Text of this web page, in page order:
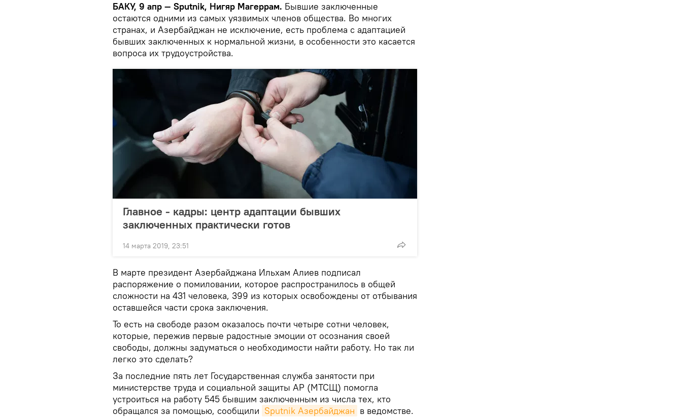
БАКУ, 9 апр — Sputnik, Нигяр Магеррам. Бывшие заключенные
остаются одними из самых уязвимых членов общества. Во многих
странах, и Азербайджан не исключение, есть проблема с адаптацией
бывших заключенных к нормальной жизни, в особенности это касается
вопроса их трудоустройства.
Главное - кадры: центр адаптации бывших
заключенных практически готов
14 марта 2019, 23:51
В марте президент Азербайджана Ильхам Алиев подписал
распоряжение о помиловании, которое распространилось в общей
сложности на 431 человека, 399 из которых освобождены от отбывания
оставшейся части срока заключения.
То есть на свободе разом оказалось почти четыре сотни человек,
которые, пережив первые радостные эмоции от осознания своей
свободы, должны задуматься о необходимости найти работу. Но так ли
легко это сделать?
За последние пять лет Государственная служба занятости при
министерстве труда и социальной защиты АР (МТСЩ) помогла
устроиться на работу 545 бывшим заключенным из числа тех, кто
обращался за помощью, сообщили Sputnik Азербайджан в ведомстве.